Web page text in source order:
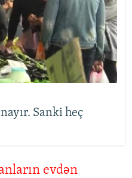
Sanki heç
evdən